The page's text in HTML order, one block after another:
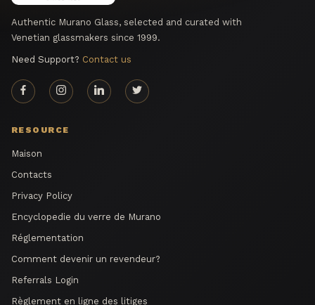
Authentic Murano Glass, selected and curated with
Venetian glassmakers since 1999.
Need Support? Contact us
RESOURCE
Maison
Contacts
Privacy Policy
Encyclopedie du verre de Murano
Réglementation
Comment devenir un revendeur?
Referrals Login
Règlement en ligne des litiges